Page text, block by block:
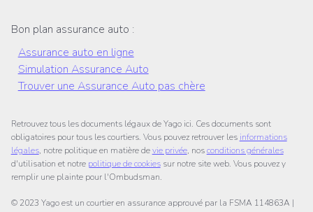
Bon plan assurance auto :
Assurance auto en ligne
Simulation Assurance Auto
Trouver une Assurance Auto pas chère
Retrouvez tous les documents légaux de Yago ici. Ces documents sont
obligatoires pour tous les courtiers. Vous pouvez retrouver les informations
légales, notre politique en matière devie privée, nosconditions générales
d'utilisation et notre politique de cookiessur notre site web. Vous pouvez y
remplir une plainte pour l'Ombudsman.
© 2023 Yago est un courtier en assurance approuvé par la FSMA 114863A |